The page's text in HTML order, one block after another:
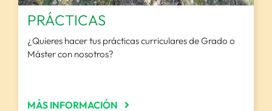
PRÁCTICAS
¿Quieres hacer tus prácticas curriculares de Grado o
Máster con nosotros?
MÁS INFORMACIÓN